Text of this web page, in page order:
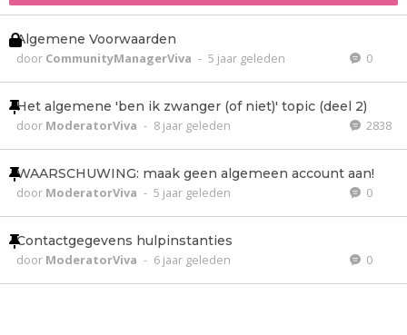
Algemene Voorwaarden
door CommunityManagerViva - 5 jaar geleden 0
Het algemene 'ben ik zwanger (of niet)' topic (deel 2)
door ModeratorViva - 8 jaar geleden 2838
WAARSCHUWING: maak geen algemeen account aan!
door ModeratorViva - 5 jaar geleden 0
Contactgegevens hulpinstanties
door ModeratorViva - 6 jaar geleden 0